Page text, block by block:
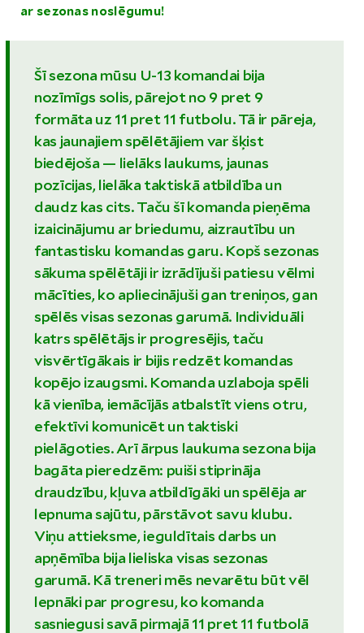
ar sezonas noslēgumu!
Šī sezona mūsu U-13 komandai bija
nozīmīgs solis, pārejot no 9 pret 9
formāta uz 11 pret 11 futbolu. Tā ir pāreja,
kas jaunajiem spēlētājiem var šķist
biedējoša — lielāks laukums, jaunas
pozīcijas, lielāka taktiskā atbildība un
daudz kas cits. Taču šī komanda pieņēma
izaicinājumu ar briedumu, aizrautību un
fantastisku komandas garu. Kopš sezonas
sākuma spēlētāji ir izrādījuši patiesu vēlmi
mācīties, ko apliecinājuši gan treniņos, gan
spēlēs visas sezonas garumā. Individuāli
katrs spēlētājs ir progresējis, taču
visvērtīgākais ir bijis redzēt komandas
kopējo izaugsmi. Komanda uzlaboja spēli
kā vienība, iemācījās atbalstīt viens otru,
efektīvi komunicēt un taktiski
pielāgoties. Arī ārpus laukuma sezona bija
bagāta pieredzēm: puiši stiprināja
draudzību, kļuva atbildīgāki un spēlēja ar
lepnuma sajūtu, pārstāvot savu klubu.
Viņu attieksme, ieguldītais darbs un
apņēmība bija lieliska visas sezonas
garumā. Kā treneri mēs nevarētu būt vēl
lepnāki par progresu, ko komanda
sasniegusi savā pirmajā 11 pret 11 futbolā